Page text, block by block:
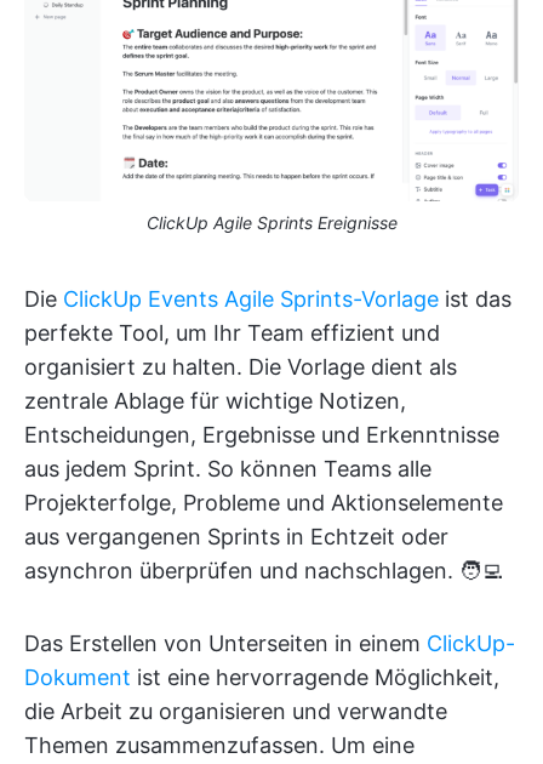
ClickUp Agile Sprints Ereignisse
Die ClickUp Events Agile Sprints-Vorlage ist das
perfekte Tool, um Ihr Team effizient und
organisiert zu halten. Die Vorlage dient als
zentrale Ablage für wichtige Notizen,
Entscheidungen, Ergebnisse und Erkenntnisse
aus jedem Sprint. So können Teams alle
Projekterfolge, Probleme und Aktionselemente
aus vergangenen Sprints in Echtzeit oder
asynchron überprüfen und nachschlagen. 🧑‍💻
Das Erstellen von Unterseiten in einem ClickUp-
Dokument ist eine hervorragende Möglichkeit,
die Arbeit zu organisieren und verwandte
Themen zusammenzufassen. Um eine